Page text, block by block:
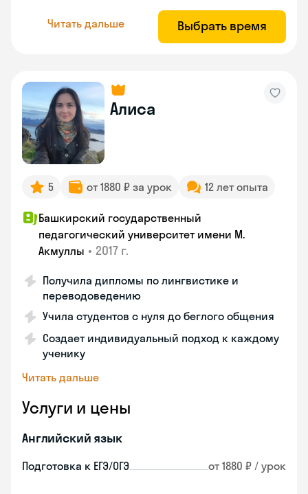
Читать дальше Выбрать время
Алиса
5 от 1880 ₽ за урок 12 лет опыта
Башкирский государственный
педагогический университет имени М.
Акмуллы • 2017 г.
Получила дипломы по лингвистике и
переводоведению
Учила студентов с нуля до беглого общения
Создает индивидуальный подход к каждому
ученику
Читать дальше
Услуги и цены
Английский язык
Подготовка к ЕГЭ/ОГЭ от 1880 ₽ / урок